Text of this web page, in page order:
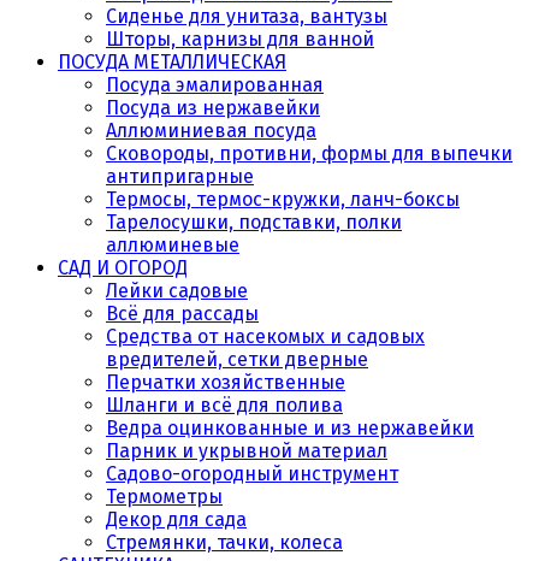
Сиденье для унитаза, вантузы
Шторы, карнизы для ванной
ПОСУДА МЕТАЛЛИЧЕСКАЯ
Посуда эмалированная
Посуда из нержавейки
Аллюминиевая посуда
Сковороды, противни, формы для выпечки
антипригарные
Термосы, термос-кружки, ланч-боксы
Тарелосушки, подставки, полки
аллюминевые
САД И ОГОРОД
Лейки садовые
Всё для рассады
Средства от насекомых и садовых
вредителей, сетки дверные
Перчатки хозяйственные
Шланги и всё для полива
Ведра оцинкованные и из нержавейки
Парник и укрывной материал
Садово-огородный инструмент
Термометры
Декор для сада
Стремянки, тачки, колеса